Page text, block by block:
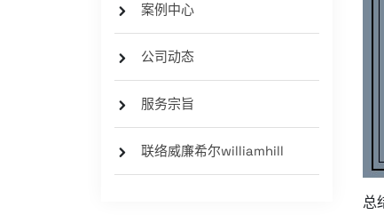
案例中心
公司动态
服务宗旨
联络威廉希尔williamhill
总